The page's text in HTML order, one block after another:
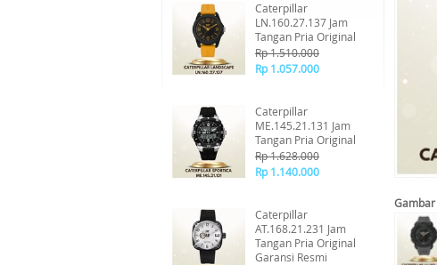
Caterpillar
LN.160.27.137 Jam
Tangan Pria Original
Rp 1.510.000
Rp 1.057.000
Caterpillar
ME.145.21.131 Jam
Tangan Pria Original
Rp 1.628.000
Rp 1.140.000
Caterpillar
AT.168.21.231 Jam
Tangan Pria Original
Garansi Resmi
Gambar